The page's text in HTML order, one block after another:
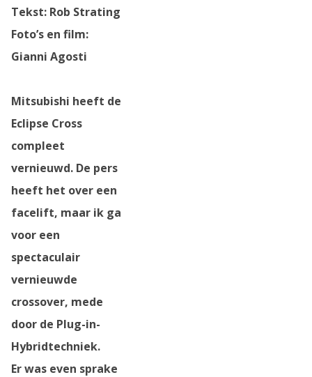
Tekst: Rob Strating
Foto’s en film:
Gianni Agosti
Mitsubishi heeft de
Eclipse Cross
compleet
vernieuwd. De pers
heeft het over een
facelift, maar ik ga
voor een
spectaculair
vernieuwde
crossover, mede
door de Plug-in-
Hybridtechniek.
Er was even sprake